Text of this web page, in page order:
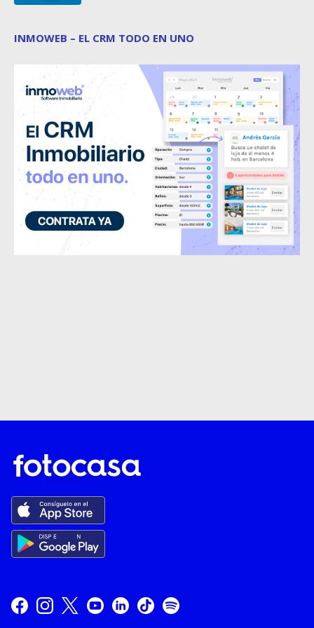
INMOWEB – EL CRM TODO EN UNO